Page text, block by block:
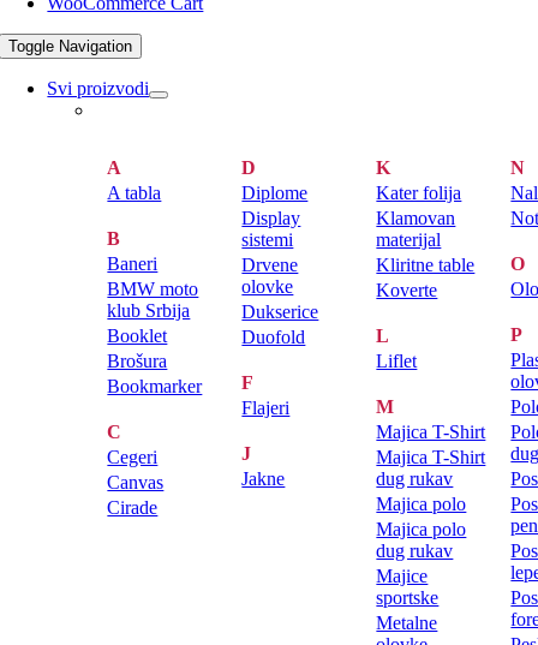
Toggle Navigation
Svi proizvodi
A
A tabla
B
Baneri
BMW moto
klub Srbija
Booklet
Brošura
Bookmarker
C
Cegeri
Canvas
Cirade
D
Diplome
Display
sistemi
Drvene
olovke
Dukserice
Duofold
F
Flajeri
J
Jakne
K
Kater folija
Klamovan
materijal
Kliritne table
Koverte
L
Liflet
M
Majica T-Shirt
Majica T-Shirt
dug rukav
Majica polo
Majica polo
dug rukav
Majice
sportske
Metalne
N
O
P